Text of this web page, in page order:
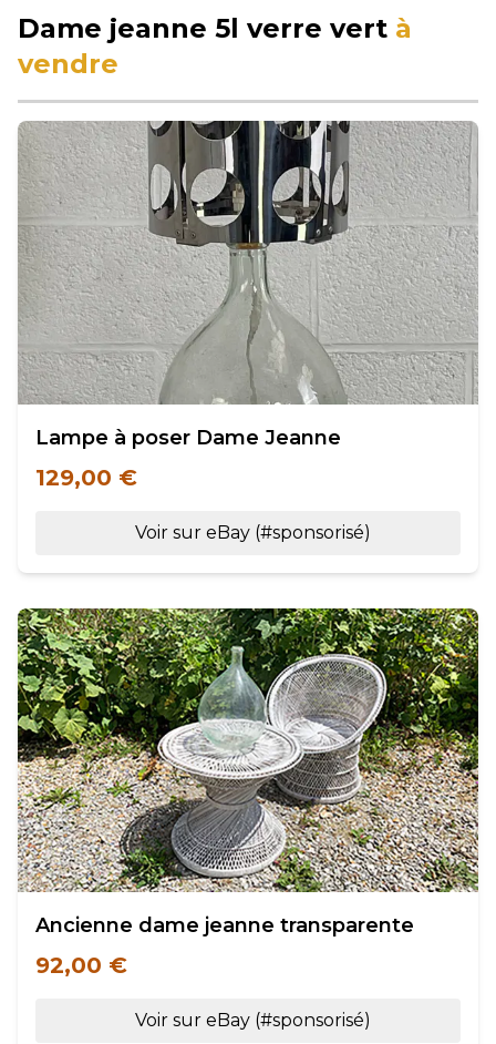
Dame jeanne 5l verre vert à
vendre
Lampe à poser Dame Jeanne
129,00 €
Voir sur eBay (#sponsorisé)
Ancienne dame jeanne transparente
92,00 €
Voir sur eBay (#sponsorisé)